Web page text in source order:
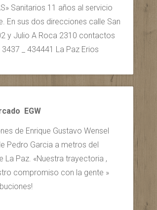
Sanitarios 11 años al servicio
En sus dos direcciones calle San
y Julio A Roca 2310 contactos
_ 434441 La Paz Erios
EGW
de Enrique Gustavo Wensel
Pedro Garcia a metros del
La Paz. «Nuestra trayectoria ,
compromiso con la gente »